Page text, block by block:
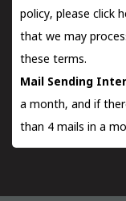
policy, please click
that we may
these terms.
Mail Sending
a month, and if
than 4 mails in a